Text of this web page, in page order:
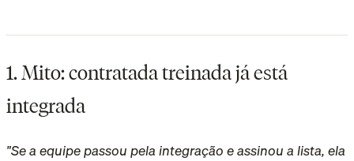
1. Mito: contratada treinada já está
integrada
"Se a equipe passou pela integração e assinou a lista, ela